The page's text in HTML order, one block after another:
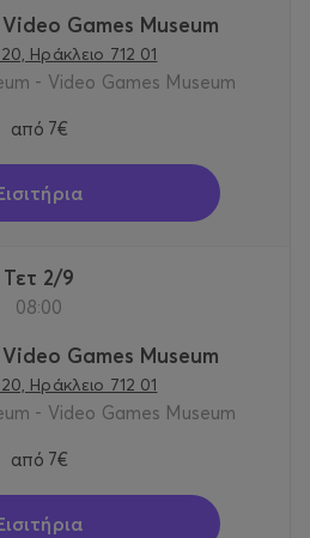
Games Museum
Ηράκλειο 712 01
- Video Games Museum
από 7€
Τετ 2/9
08:00
Games Museum
Ηράκλειο 712 01
- Video Games Museum
από 7€